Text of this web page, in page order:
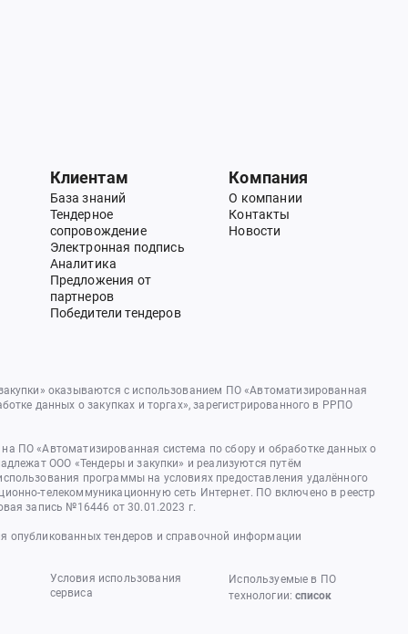
Клиентам
База знаний
Тендерное
сопровождение
Электронная подпись
Аналитика
Предложения от
партнеров
Победители тендеров
Компания
О компании
Контакты
Новости
оказываются с использованием ПО «Автоматизированная
данных о закупках и торгах», зарегистрированного в РРПО
ПО «Автоматизированная система по сбору и обработке данных о
ООО «Тендеры и закупки» и реализуются путём
программы на условиях предоставления удалённого
телекоммуникационную сеть Интернет. ПО включено в реестр
запись №16446 от 30.01.2023 г.
опубликованных тендеров и справочной информации
Условия использования
сервиса
Используемые в ПО
технологии:список